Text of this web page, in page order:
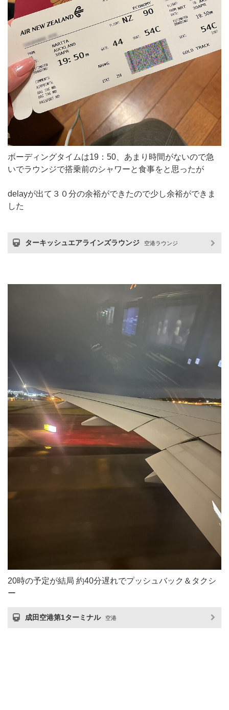
ボーディングタイムは19：50、あまり時間がないので急
いでラウンジで搭乗前のシャワーと食事をと思ったが
delayが出て３０分の余裕ができたので少し余裕ができま
した
ターキッシュエアラインズラウンジ 空港ラウンジ
20時の予定が結局 約40分遅れでプッシュバック＆タクシ
ー
成田空港第1ターミナル 空港